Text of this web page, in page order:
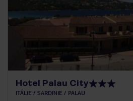
Hotel Palau City
ITÁLIE SARDINIE PALAU